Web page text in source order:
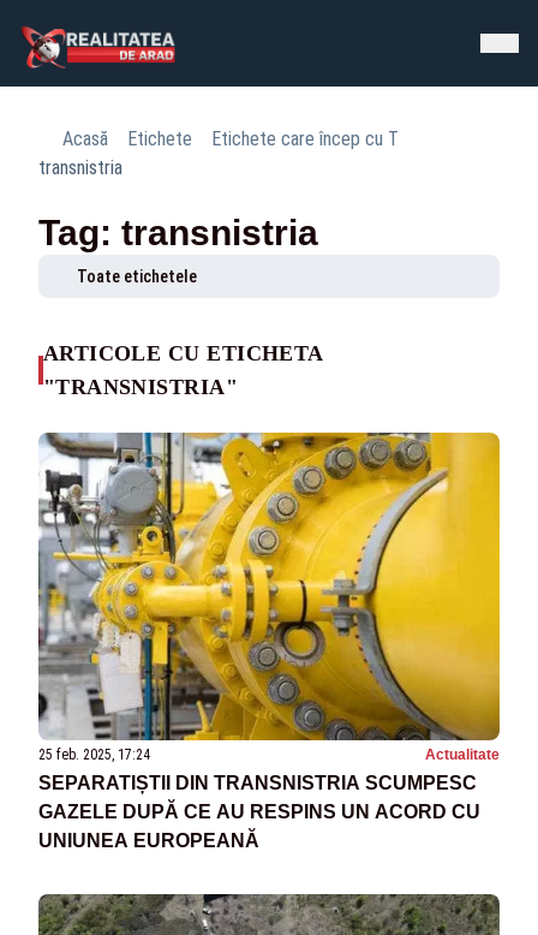
Acasă Etichete
Etichete care încep cu T
transnistria
Tag: transnistria
Toate etichetele
ARTICOLE CU ETICHETA
"TRANSNISTRIA"
25 feb. 2025, 17:24 Actualitate
SEPARATIȘTII DIN TRANSNISTRIA SCUMPESC
GAZELE DUPĂ CE AU RESPINS UN ACORD CU
UNIUNEA EUROPEANĂ